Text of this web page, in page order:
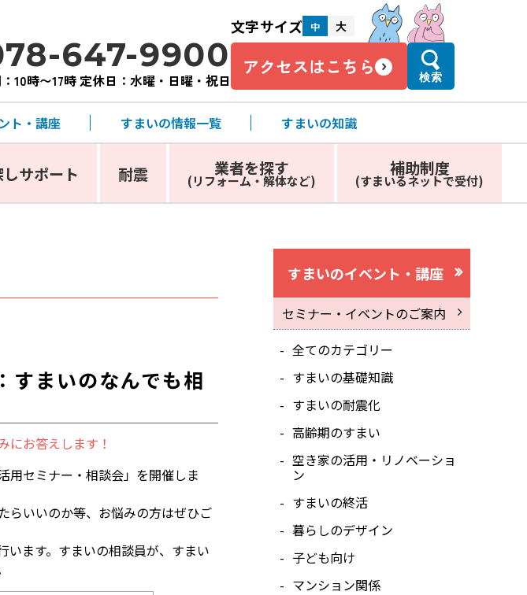
647-9900
10時〜17時 定休日：水曜・日曜・祝日
文字サイズ 中 大
アクセスはこちら 検索
ト・講座 すまいの情報一覧 すまいの知識
サポート 耐震 業者を探す
(リフォーム・解体など)
補助制度
(すまいるネットで受付)
すまいのなんでも相
にお答えします！
用セミナー・相談会」を開催しま
らいいのか等、お悩みの方はぜひご
います。すまいの相談員が、すまい
すまいのイベント・講座
セミナー・イベントのご案内
全てのカテゴリー
すまいの基礎知識
すまいの耐震化
高齢期のすまい
空き家の活用・リノベーショ
ン
すまいの終活
暮らしのデザイン
子ども向け
マンション関係